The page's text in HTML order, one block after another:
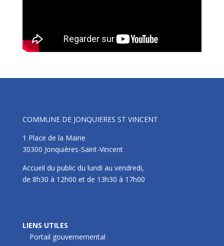
COMMUNE DE JONQUIERES ST VINCENT
1 Place de la Mairie
30300 Jonquières-Saint-Vincent
Accueil du public du lundi au vendredi,
de 8h30 à 12h00 et de 13h30 à 17h00
LIENS UTILES
Portail gouvernemental